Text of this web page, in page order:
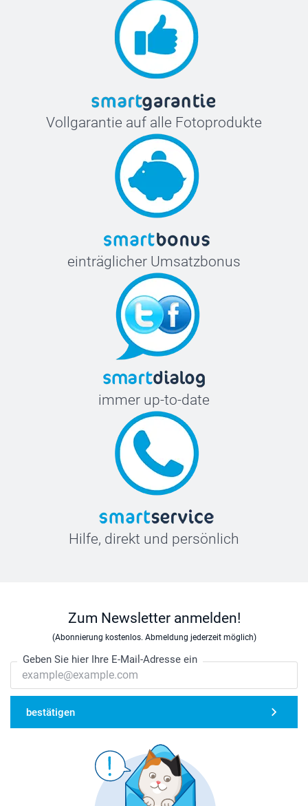
Möglichkeiten, eine persönliche Note hinzuzufügen.
Vollgarantie auf alle Fotoprodukte
einträglicher Umsatzbonus
immer up-to-date
Hilfe, direkt und persönlich
Zum Newsletter anmelden!
(Abonnierung kostenlos. Abmeldung jederzeit möglich)
Geben Sie hier Ihre E-Mail-Adresse ein
bestätigen